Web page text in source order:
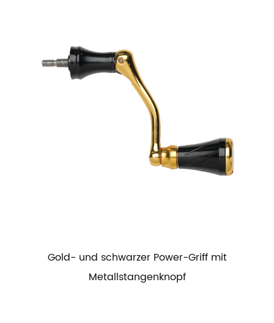
Gold- und schwarzer Power-Griff mit
Metallstangenknopf